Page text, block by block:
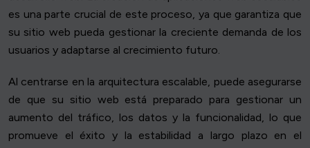
es una parte crucial de este proceso, ya que garantiza que
su sitio web pueda gestionar la creciente demanda de los
usuarios y adaptarse al crecimiento futuro.
Al centrarse en la arquitectura escalable, puede asegurarse
de que su sitio web está preparado para gestionar un
aumento del tráfico, los datos y la funcionalidad, lo que
promueve el éxito y la estabilidad a largo plazo en el